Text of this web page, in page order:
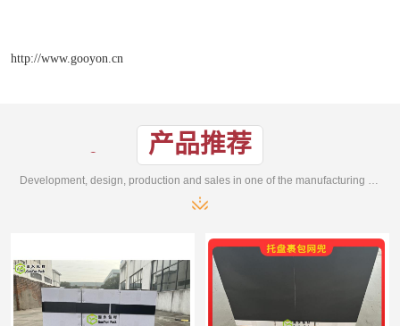
http://www.gooyon.cn
产品推荐